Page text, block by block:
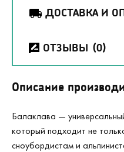
ДОСТАВКА И
ОТЗЫВЫ (0)
Описание
Балаклава —
который подходит не
сноубордистам и